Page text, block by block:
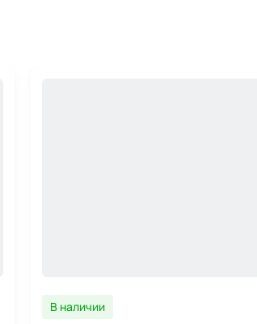
В наличии